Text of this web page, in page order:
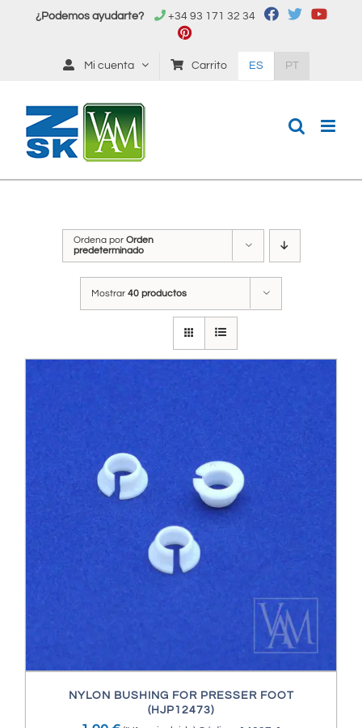
¿Podemos ayudarte? +34 93 171 32 34
Mi cuenta Carrito ES PT
Ordena por Orden
predeterminado
Mostrar 40 productos
NYLON BUSHING FOR PRESSER FOOT
(HJP12473)